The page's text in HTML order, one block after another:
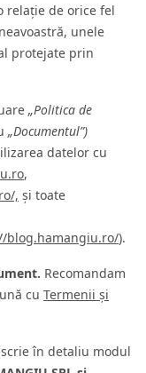
de orice fel
unele
protejate prin
„Politica de
„Documentul”)
datelor cu
,
, și toate
blog.hamangiu.ro/).
Recomandam
cu Termenii și
în detaliu modul